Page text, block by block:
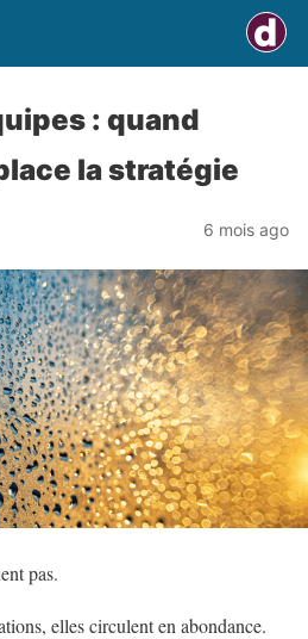
: quand
la stratégie
6 mois ago
pas.
elles circulent en abondance.